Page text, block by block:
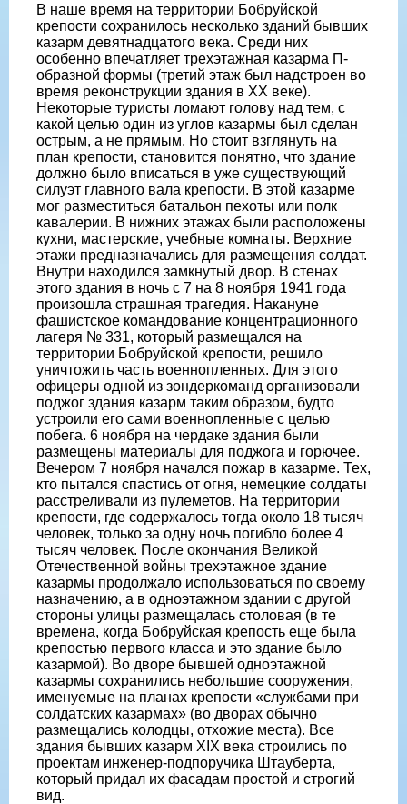
В наше время на территории Бобруйской
крепости сохранилось несколько зданий бывших
казарм девятнадцатого века. Среди них
особенно впечатляет трехэтажная казарма П-
образной формы (третий этаж был надстроен во
время реконструкции здания в ХХ веке).
Некоторые туристы ломают голову над тем, с
какой целью один из углов казармы был сделан
острым, а не прямым. Но стоит взглянуть на
план крепости, становится понятно, что здание
должно было вписаться в уже существующий
силуэт главного вала крепости. В этой казарме
мог разместиться батальон пехоты или полк
кавалерии. В нижних этажах были расположены
кухни, мастерские, учебные комнаты. Верхние
этажи предназначались для размещения солдат.
Внутри находился замкнутый двор. В стенах
этого здания в ночь с 7 на 8 ноября 1941 года
произошла страшная трагедия. Накануне
фашистское командование концентрационного
лагеря № 331, который размещался на
территории Бобруйской крепости, решило
уничтожить часть военнопленных. Для этого
офицеры одной из зондеркоманд организовали
поджог здания казарм таким образом, будто
устроили его сами военнопленные с целью
побега. 6 ноября на чердаке здания были
размещены материалы для поджога и горючее.
Вечером 7 ноября начался пожар в казарме. Тех,
кто пытался спастись от огня, немецкие солдаты
расстреливали из пулеметов. На территории
крепости, где содержалось тогда около 18 тысяч
человек, только за одну ночь погибло более 4
тысяч человек. После окончания Великой
Отечественной войны трехэтажное здание
казармы продолжало использоваться по своему
назначению, а в одноэтажном здании с другой
стороны улицы размещалась столовая (в те
времена, когда Бобруйская крепость еще была
крепостью первого класса и это здание было
казармой). Во дворе бывшей одноэтажной
казармы сохранились небольшие сооружения,
именуемые на планах крепости «службами при
солдатских казармах» (во дворах обычно
размещались колодцы, отхожие места). Все
здания бывших казарм ХІХ века строились по
проектам инженер-подпоручика Штауберта,
который придал их фасадам простой и строгий
вид.